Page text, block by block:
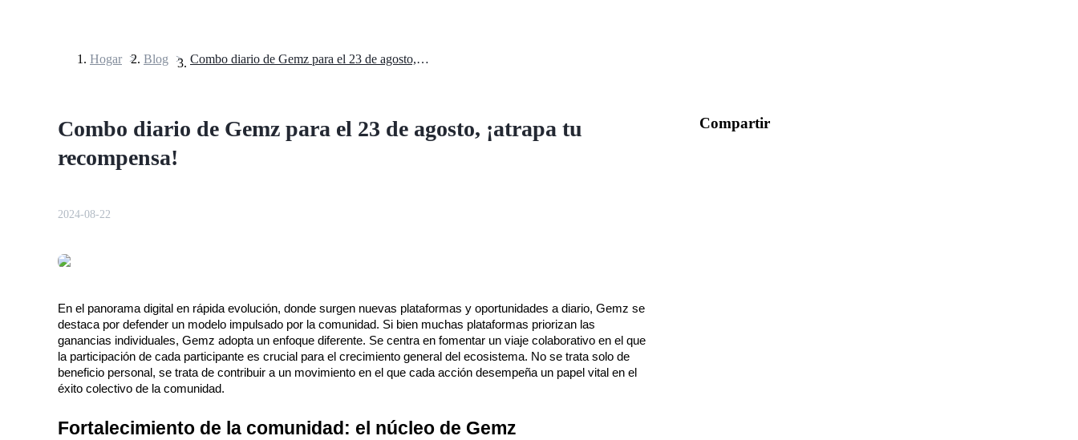
Futuros que utilizan USDT como garantía
Futuros COIN-M
Hogar > Blog > Combo diario de Gemz para el 23 de agosto, ¡atrapa tu recompensa!
Combo diario de Gemz para el 23 de agosto, ¡atrapa tu
recompensa!
2024-08-22
En el panorama digital en rápida evolución, donde surgen nuevas plataformas y oportunidades a diario, Gemz se
destaca por defender un modelo impulsado por la comunidad. Si bien muchas plataformas priorizan las
ganancias individuales, Gemz adopta un enfoque diferente. Se centra en fomentar un viaje colaborativo en el que
la participación de cada participante es crucial para el crecimiento general del ecosistema. No se trata solo de
beneficio personal, se trata de contribuir a un movimiento en el que cada acción desempeña un papel vital en el
éxito colectivo de la comunidad.
Fortalecimiento de la comunidad: el núcleo de Gemz
Compartir